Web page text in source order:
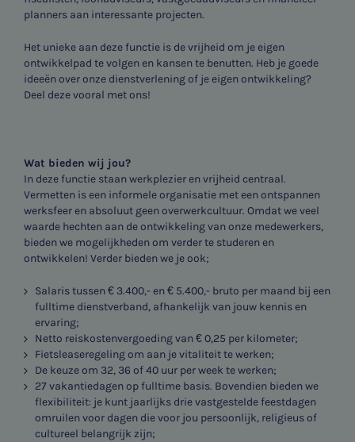
planners aan interessante projecten.
Het unieke aan deze functie is de vrijheid om je eigen
ontwikkelpad te volgen en kansen te benutten. Heb je goede
ideeën over onze dienstverlening of je eigen ontwikkeling?
Deel deze vooral met ons!
Wat bieden wij jou?
In deze functie staan werkplezier en vrijheid centraal.
Vermetten is een informele organisatie met een ontspannen
werksfeer en absoluut geen overwerkcultuur. Omdat we veel
waarde hechten aan de ontwikkeling van onze medewerkers,
bieden we mogelijkheden om verder te studeren en
ontwikkelen! Verder bieden we je ook;
Salaris tussen € 3.400,- en € 5.400,- bruto per maand bij een
fulltime dienstverband, afhankelijk van jouw kennis en
ervaring;
Netto reiskostenvergoeding van € 0,25 per kilometer;
Fietsleaseregeling om aan je vitaliteit te werken;
De keuze om 32, 36 of 40 uur per week te werken;
27 vakantiedagen op fulltime basis. Bovendien bieden we
flexibiliteit: je kunt jaarlijks drie vastgestelde feestdagen
omruilen voor dagen die voor jou persoonlijk, religieus of
cultureel belangrijk zijn;